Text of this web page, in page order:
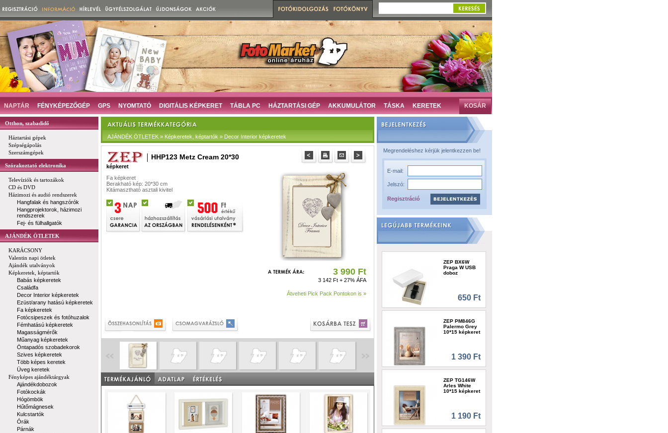
NAPTÁR FÉNYKÉPEZŐGÉP GPS NYOMTATÓ DIGITÁLIS KÉPKERET TÁBLA PC HÁZTARTÁSI GÉP AKKUMULÁTOR TÁSKA KERETEK KOSÁR
Otthon, szabadidő
Háztartási gépek
Szépségápolás
Szerszámgépek
Szórakoztató elektronika
Televíziók és tartozákok
CD és DVD
Házimozi és audió rendszerek
Hangfalak és hangszórók
Hangprojektorok, házimozi
rendszerek
Fej- és fülhallgatók
AJÁNDÉK ÖTLETEK
KARÁCSONY
Valentin napi ötletek
Ajándék utalványok
Képkeretek, képtartók
Babás képkeretek
Családfa
Decor Interior képkeretek
Ezüst/arany hatású képkeretek
Fa képkeretek
Fotócsipeszek és fotóhuzalok
Fémhatású képkeretek
Magasságmérők
Műanyag képkeretek
Öntapadós szobadekorok
Szives képkeretek
Több képes keretek
Üveg keretek
Fényképes ajándéktárgyak
Ajándékdobozok
Fotókockák
Hógömbök
Hűtőmágnesek
Kulcstartók
Órák
Párnák
AJÁNDÉK ÖTLETEK » Képkeretek, képtartók » Decor Interior képkeretek
HHP123 Metz Cream 20*30
képkeret
Fa képkeret
Berakható kép: 20*30 cm
Kitámasztható asztali kivitel
3 990 Ft
3 142 Ft + 27% ÁFA
Átveheti Pick Pack Pontokon is »
Megrendeléshez kérjük jelentkezzen be!
E-mail:
Jelszó:
Regisztráció
ZEP BX6W
Praga W USB
doboz
650 Ft
ZEP PM846G
Palermo Grey
10*15 képkeret
1 390 Ft
ZEP TG146W
Arles White
10*15 képkeret
1 190 Ft